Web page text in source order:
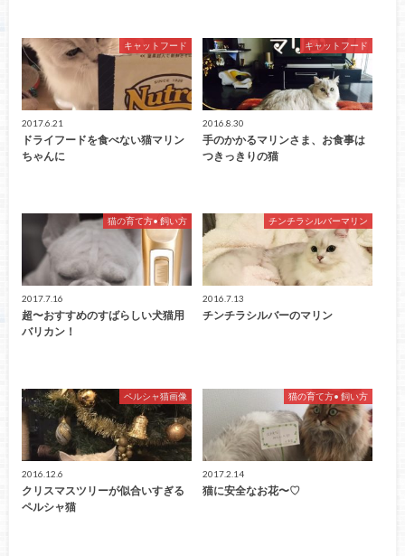
キャットフード
2017.6.21
ドライフードを食べない猫マリン
ちゃんに
キャットフード
2016.8.30
手のかかるマリンさま、お食事は
つきっきりの猫
猫の育て方• 飼い方
2017.7.16
超〜おすすめのすばらしい犬猫用
バリカン！
チンチラシルバーマリン
2016.7.13
チンチラシルバーのマリン
ペルシャ猫画像
2016.12.6
クリスマスツリーが似合いすぎる
ペルシャ猫
猫の育て方• 飼い方
2017.2.14
猫に安全なお花〜♡